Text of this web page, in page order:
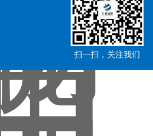
扫一扫，关注我们